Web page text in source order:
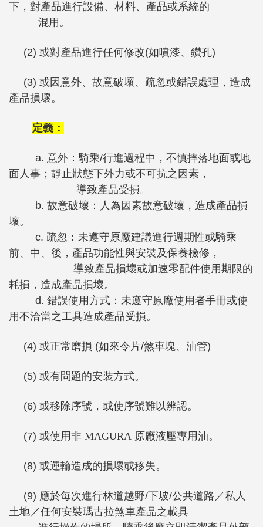
下，對產品進行設備、材料、產品或系統的
混用。
(2) 或對產品進行任何修改(如噴漆、鑽孔)
(3) 或因意外、故意破壞、疏忽或錯誤處理，造成
產品損壞。
定義：
a. 意外：騎乘/行進過程中，不慎摔落地面或地
面人事；靜止狀態下外力或不可抗之因素，
導致產品受損。
b. 故意破壞：人為因素故意破壞，造成產品損
壞。
c. 疏忽：未遵守原廠建議進行週期性或騎乘
前、中、後，產品功能性與安裝及保養檢修，
導致產品損壞或加速零配件使用期限的
耗損，造成產品損壞。
d. 錯誤使用方式：未遵守原廠使用者手冊或使
用不洽當之工具造成產品受損。
(4) 或正常磨損 (如來令片/煞車塊、油管)
(5) 或有問題的安裝方式。
(6) 或移除序號，或使序號難以辨認。
(7) 或使用非 MAGURA 原廠液壓專用油。
(8) 或運輸造成的損壞或移失。
(9) 應於每次進行林道越野/下坡/公共道路／私人
土地／任何安裝瑪古拉煞車產品之載具